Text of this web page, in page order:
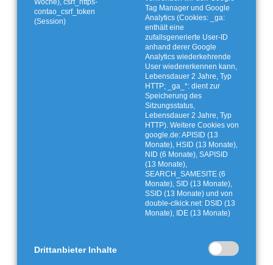
Woche), csrf_https-
contao_csrf_token
(Session)
Tag Manager und Google
Analytics (Cookies: _ga:
enthält eine
zufallsgenerierte User-ID
anhand derer Google
Analytics wiederkehrende
User wiedererkennen kann,
Lebensdauer 2 Jahre, Typ
HTTP; _ga_*: dient zur
Speicherung des
Sitzungsstatus,
Lebensdauer 2 Jahre, Typ
HTTP). Weitere Cookies von
google.de: APISID (13
Monate), HSID (13 Monate),
NID (6 Monate), SAPISID
(13 Monate),
SEARCH_SAMESITE (6
Monate), SID (13 Monate),
SSID (13 Monate) und von
double-clkick.net: DSID (13
Monate), IDE (13 Monate)
Drittanbieter Inhalte